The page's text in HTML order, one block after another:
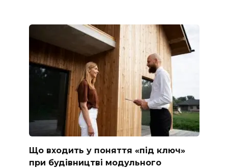
Що входить у поняття «під ключ»
при будівництві модульного